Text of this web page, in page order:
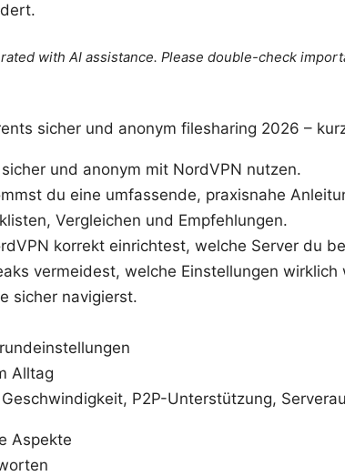
with AI assistance. Please double-check
sicher und anonym filesharing 2026 –
und anonym mit NordVPN nutzen.
du eine umfassende, praxisnahe
Vergleichen und Empfehlungen.
korrekt einrichtest, welche Server du
vermeidest, welche Einstellungen
sicher navigierst.
Alltag
P2P-Unterstützung,
Aspekte